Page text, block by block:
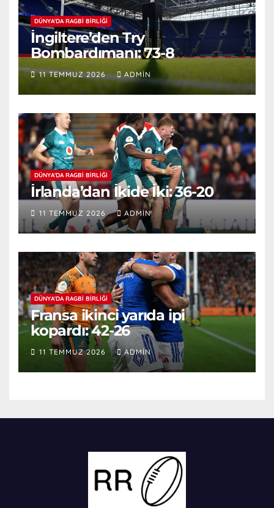
DÜNYA'DA RAGBI BIRLIĞI
İngiltere’den Try
Bombardımanı: 73-8
11 TEMMUZ 2026 ADMIN
DÜNYA'DA RAGBI BIRLIĞI
İrlanda’dan İkide İki: 36-20
11 TEMMUZ 2026 ADMIN
DÜNYA'DA RAGBI BIRLIĞI
Fransa ikinci yarıda ipi
kopardı: 42-26
11 TEMMUZ 2026 ADMIN